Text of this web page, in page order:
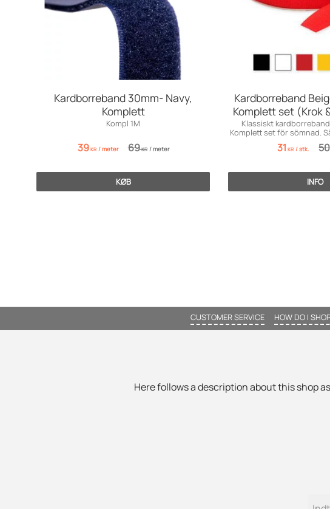
Kardborreband 30mm- Navy,
Komplett
Kompl 1M
39KR /meter 69KR /meter
KØB
Kardborreband
Komplett set (Krok
Klassiskt
Komplett set för sömnad.
31 KR /stk. 50
INFO
CUSTOMER SERVICE HOW DO I
Here follows a description about this shop